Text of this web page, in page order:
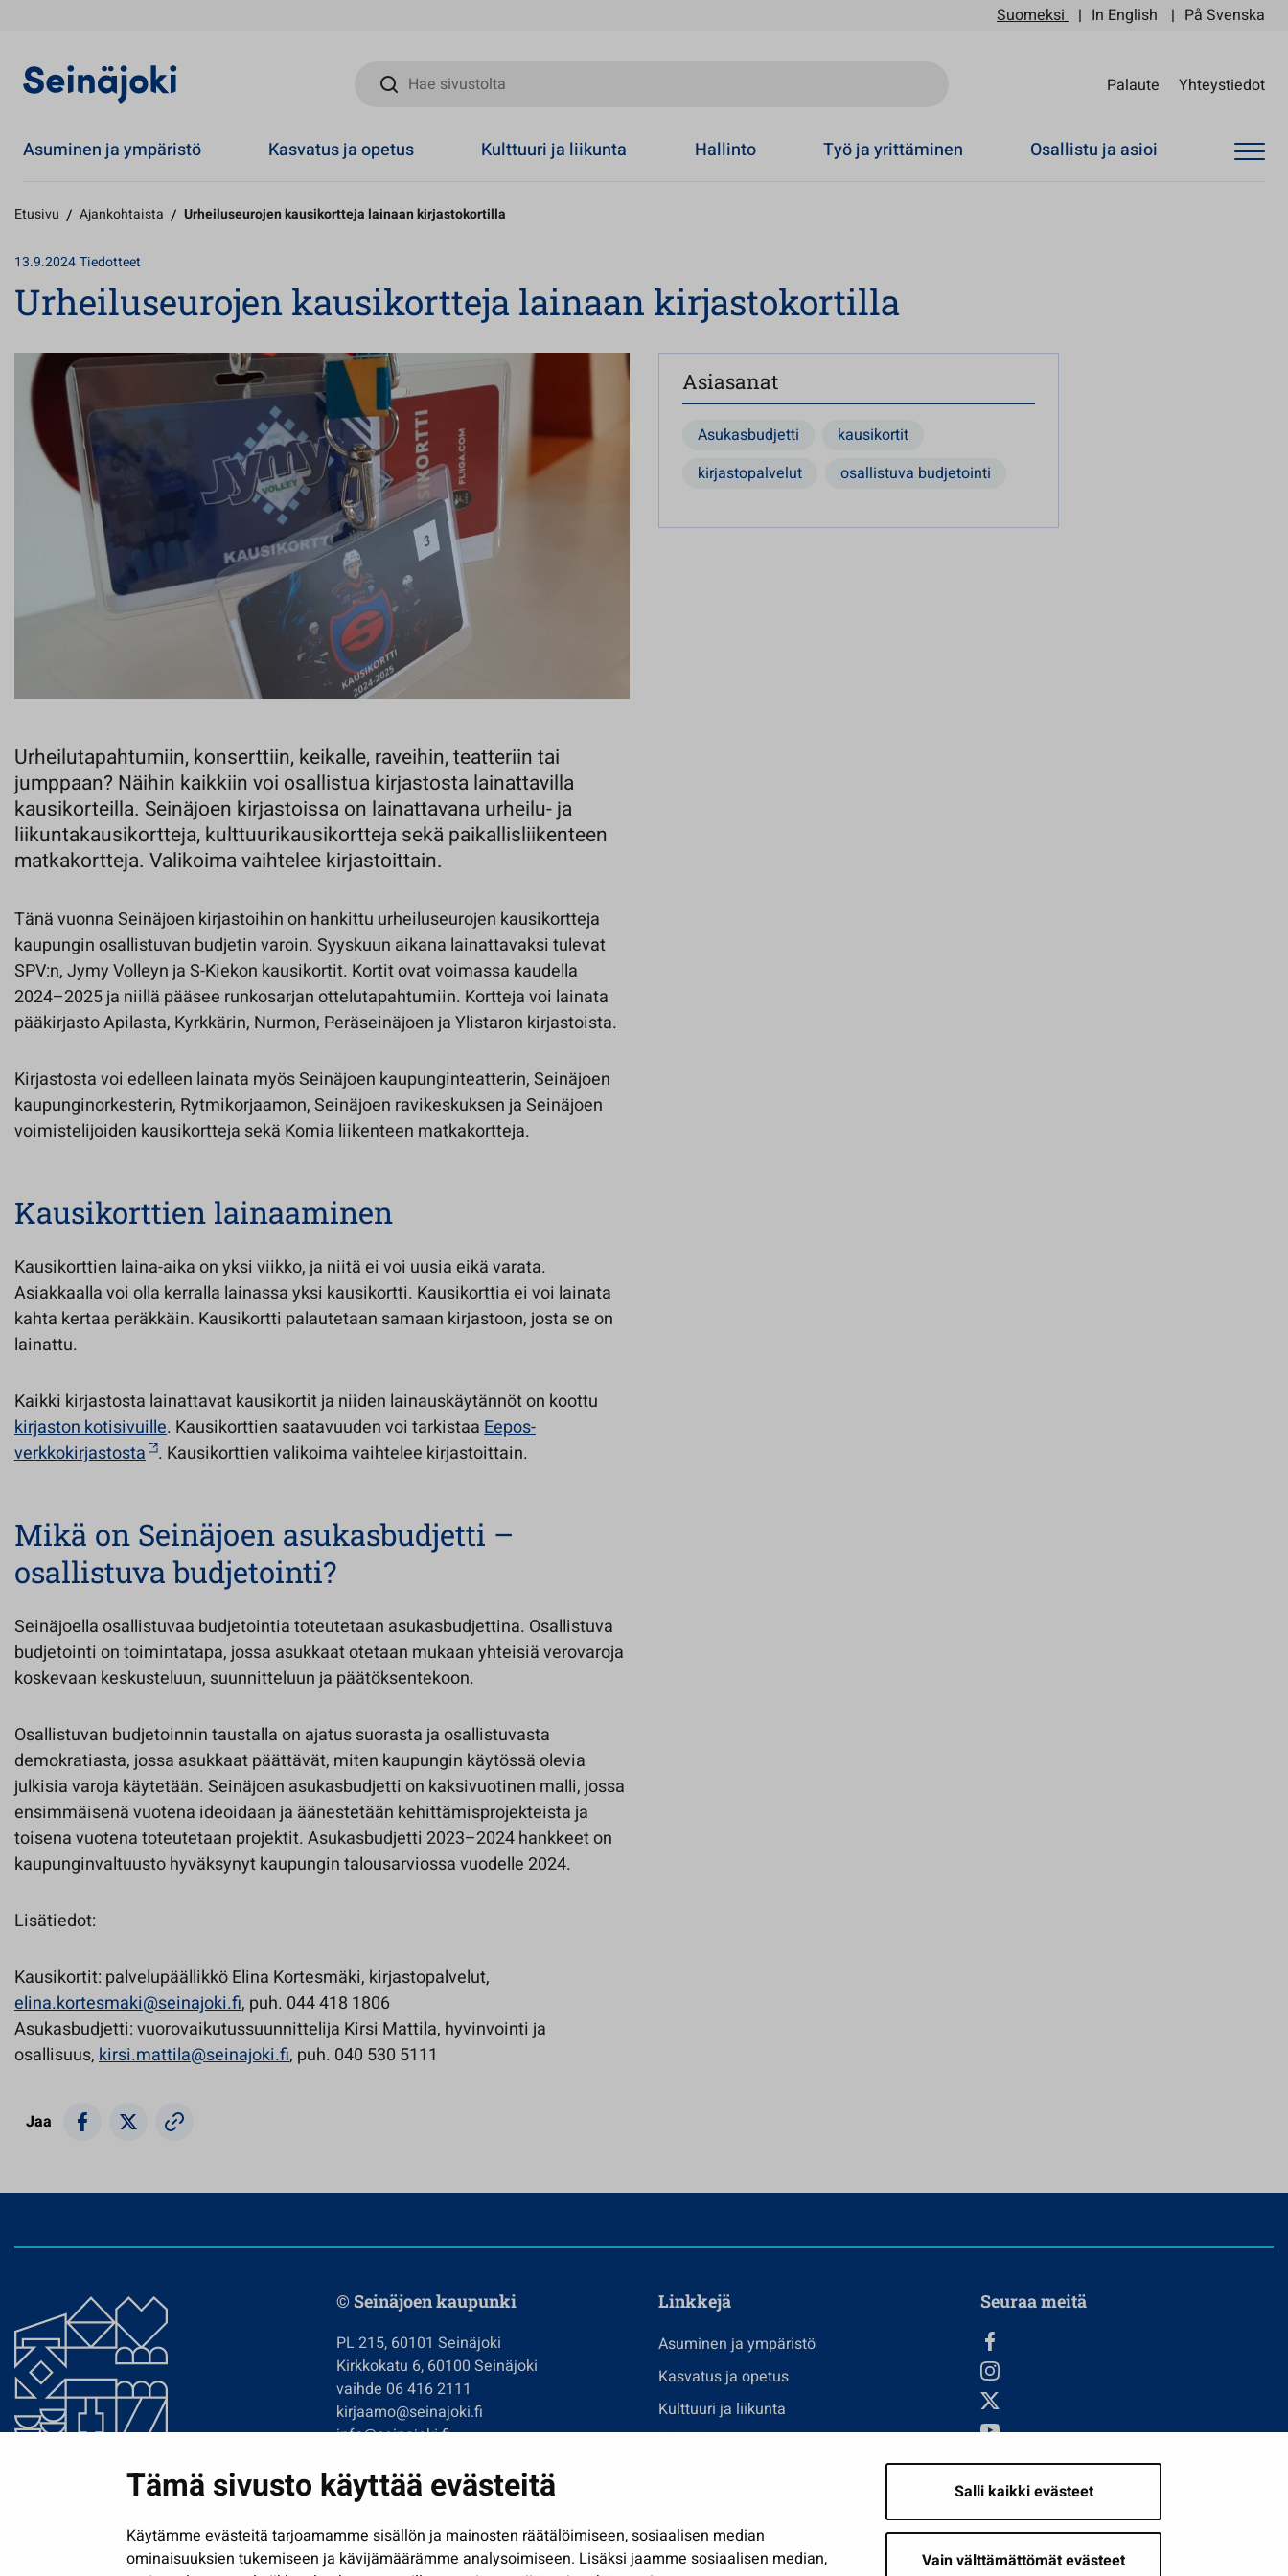
Tämä sivusto käyttää evästeitä
Käytämme evästeitä tarjoamamme sisällön ja mainosten räätälöimiseen, sosiaalisen median
ominaisuuksien tukemiseen ja kävijämäärämme analysoimiseen. Lisäksi jaamme sosiaalisen median,
Salli kaikki evästeet
Vain välttämättömät evästeet
Suomeksi In English På Svenska
Hae sivustolta
Palaute Yhteystiedot
Asuminen ja ympäristö Kasvatus ja opetus Kulttuuri ja liikunta Hallinto Työ ja yrittäminen Osallistu ja asioi
Etusivu / Ajankohtaista / Urheiluseurojen kausikortteja lainaan kirjastokortilla
13.9.2024Tiedotteet
Urheiluseurojen kausikortteja lainaan kirjastokortilla
Urheilutapahtumiin, konserttiin, keikalle, raveihin, teatteriin tai
jumppaan? Näihin kaikkiin voi osallistua kirjastosta lainattavilla
kausikorteilla. Seinäjoen kirjastoissa on lainattavana urheilu- ja
liikuntakausikortteja, kulttuurikausikortteja sekä paikallisliikenteen
matkakortteja. Valikoima vaihtelee kirjastoittain.
Tänä vuonna Seinäjoen kirjastoihin on hankittu urheiluseurojen kausikortteja
kaupungin osallistuvan budjetin varoin. Syyskuun aikana lainattavaksi tulevat
SPV:n, Jymy Volleyn ja S-Kiekon kausikortit. Kortit ovat voimassa kaudella
2024–2025 ja niillä pääsee runkosarjan ottelutapahtumiin. Kortteja voi lainata
pääkirjasto Apilasta, Kyrkkärin, Nurmon, Peräseinäjoen ja Ylistaron kirjastoista.
Kirjastosta voi edelleen lainata myös Seinäjoen kaupunginteatterin, Seinäjoen
kaupunginorkesterin, Rytmikorjaamon, Seinäjoen ravikeskuksen ja Seinäjoen
voimistelijoiden kausikortteja sekä Komia liikenteen matkakortteja.
Kausikorttien lainaaminen
Kausikorttien laina-aika on yksi viikko, ja niitä ei voi uusia eikä varata.
Asiakkaalla voi olla kerralla lainassa yksi kausikortti. Kausikorttia ei voi lainata
kahta kertaa peräkkäin. Kausikortti palautetaan samaan kirjastoon, josta se on
lainattu.
Kaikki kirjastosta lainattavat kausikortit ja niiden lainauskäytännöt on koottu
kirjaston kotisivuille. Kausikorttien saatavuuden voi tarkistaaEepos-
verkkokirjastosta . Kausikorttien valikoima vaihtelee kirjastoittain.
Mikä on Seinäjoen asukasbudjetti –
osallistuva budjetointi?
Seinäjoella osallistuvaa budjetointia toteutetaan asukasbudjettina. Osallistuva
budjetointi on toimintatapa, jossa asukkaat otetaan mukaan yhteisiä verovaroja
koskevaan keskusteluun, suunnitteluun ja päätöksentekoon.
Osallistuvan budjetoinnin taustalla on ajatus suorasta ja osallistuvasta
demokratiasta, jossa asukkaat päättävät, miten kaupungin käytössä olevia
julkisia varoja käytetään. Seinäjoen asukasbudjetti on kaksivuotinen malli, jossa
ensimmäisenä vuotena ideoidaan ja äänestetään kehittämisprojekteista ja
toisena vuotena toteutetaan projektit. Asukasbudjetti 2023–2024 hankkeet on
kaupunginvaltuusto hyväksynyt kaupungin talousarviossa vuodelle 2024.
Lisätiedot:
Kausikortit: palvelupäällikkö Elina Kortesmäki, kirjastopalvelut,
elina.kortesmaki@seinajoki.fi, puh. 044 418 1806
Asukasbudjetti: vuorovaikutussuunnittelija Kirsi Mattila, hyvinvointi ja
osallisuus,kirsi.mattila@seinajoki.fi, puh. 040 530 5111
Jaa
Asiasanat
Asukasbudjetti
kausikortit
kirjastopalvelut
osallistuva budjetointi
© Seinäjoen kaupunki
PL 215, 60101 Seinäjoki
Kirkkokatu 6, 60100 Seinäjoki
vaihde 06 416 2111
kirjaamo@seinajoki.fi
info@seinajoki.fi
Tilaa uutiskirje
Linkkejä
Asuminen ja ympäristö
Kasvatus ja opetus
Kulttuuri ja liikunta
Näytä omat evästeasetukseni
Seuraa meitä